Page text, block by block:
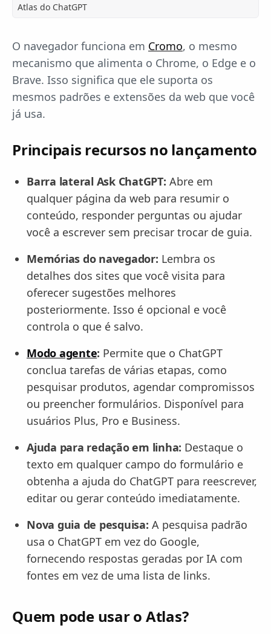
Atlas do ChatGPT
O navegador funciona em Cromo, o mesmo
mecanismo que alimenta o Chrome, o Edge e o
Brave. Isso significa que ele suporta os
mesmos padrões e extensões da web que você
já usa.
Principais recursos no lançamento
Barra lateral Ask ChatGPT: Abre em
qualquer página da web para resumir o
conteúdo, responder perguntas ou ajudar
você a escrever sem precisar trocar de guia.
Memórias do navegador: Lembra os
detalhes dos sites que você visita para
oferecer sugestões melhores
posteriormente. Isso é opcional e você
controla o que é salvo.
Modo agente: Permite que o ChatGPT
conclua tarefas de várias etapas, como
pesquisar produtos, agendar compromissos
ou preencher formulários. Disponível para
usuários Plus, Pro e Business.
Ajuda para redação em linha: Destaque o
texto em qualquer campo do formulário e
obtenha a ajuda do ChatGPT para reescrever,
editar ou gerar conteúdo imediatamente.
Nova guia de pesquisa: A pesquisa padrão
usa o ChatGPT em vez do Google,
fornecendo respostas geradas por IA com
fontes em vez de uma lista de links.
Quem pode usar o Atlas?